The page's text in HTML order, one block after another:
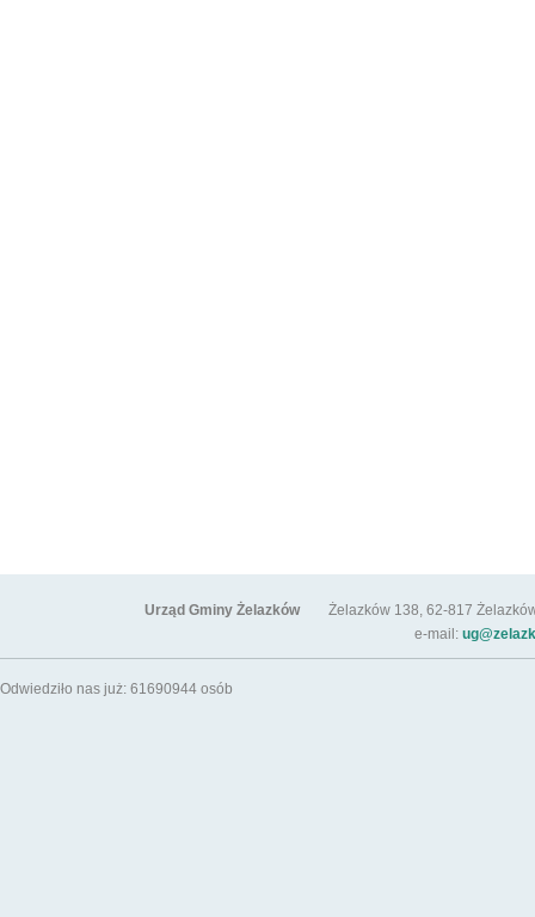
Urząd Gminy ŻelazkówŻelazków 138, 62-817 Żelazków
e-mail:
Odwiedziło nas już: 61690944 osób